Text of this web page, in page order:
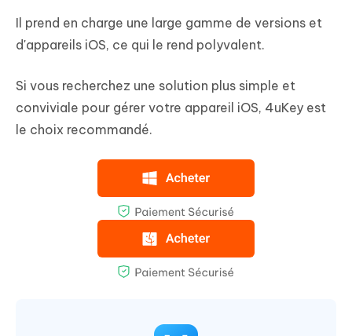
Il prend en charge une large gamme de versions et
d'appareils iOS, ce qui le rend polyvalent.
Si vous recherchez une solution plus simple et
conviviale pour gérer votre appareil iOS, 4uKey est
le choix recommandé.